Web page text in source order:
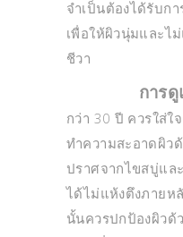
จำเป็นต้องได้รับก
เพื่อให้ผิวนุ่มและไ
ชีวา
การดูแล
กว่า 30 ปี ควรใส่
ทำความสะอาดผิว
ปราศจากไขสบู่แล
ได้ไม่แห้งตึงภายห
นั้นควรปกป้องผิวด้